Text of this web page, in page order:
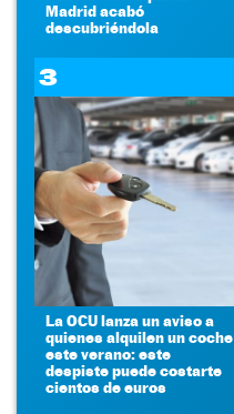
Madrid acabó
descubriéndola
3
La OCU lanza un aviso a
quienes alquilen un coche
este verano: este
despiste puede costarte
cientos de euros